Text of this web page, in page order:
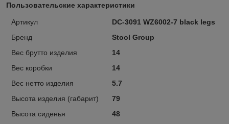
Пользовательские характеристики
Артикул
DC-3091 WZ6002-7 black legs
Бренд
Stool Group
Вес брутто изделия
14
Вес коробки
14
Вес нетто изделия
5.7
Высота изделия (габарит)
79
Высота сиденья
48